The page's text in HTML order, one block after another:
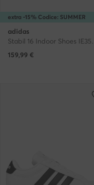
extra -15% Codice: SUMMER
adidas
Stabil 16
159,99 €